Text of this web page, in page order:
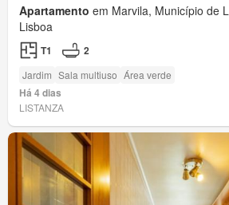
Apartamento em Marvila, Município de
Lisboa
T1 2
Jardim Sala multiuso Área verde
Há 4 dias
LISTANZA